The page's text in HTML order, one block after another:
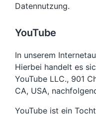
Datennutzung.
YouTube
In unserem
Hierbei handelt es
YouTube LLC., 901
CA, USA,
YouTube ist ein